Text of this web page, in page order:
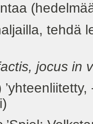
jocus in
-